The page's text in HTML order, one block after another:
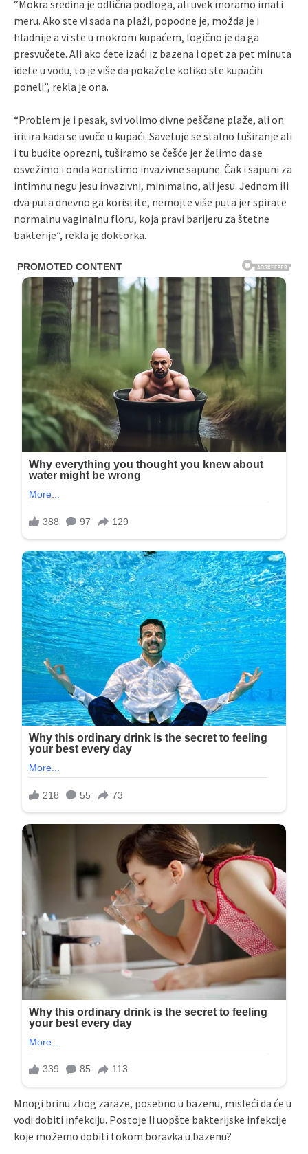
“Mokra sredina je odlična podloga, ali uvek moramo imati
meru. Ako ste vi sada na plaži, popodne je, možda je i
hladnije a vi ste u mokrom kupaćem, logično je da ga
presvučete. Ali ako ćete izaći iz bazena i opet za pet minuta
idete u vodu, to je više da pokažete koliko ste kupaćih
poneli”, rekla je ona.
“Problem je i pesak, svi volimo divne peščane plaže, ali on
iritira kada se uvuče u kupaći. Savetuje se stalno tuširanje ali
i tu budite oprezni, tuširamo se češće jer želimo da se
osvežimo i onda koristimo invazivne sapune. Čak i sapuni za
intimnu negu jesu invazivni, minimalno, ali jesu. Jednom ili
dva puta dnevno ga koristite, nemojte više puta jer spirate
normalnu vaginalnu floru, koja pravi barijeru za štetne
bakterije”, rekla je doktorka.
Mnogi brinu zbog zaraze, posebno u bazenu, misleći da će u
vodi dobiti infekciju. Postoje li uopšte bakterijske infekcije
koje možemo dobiti tokom boravka u bazenu?